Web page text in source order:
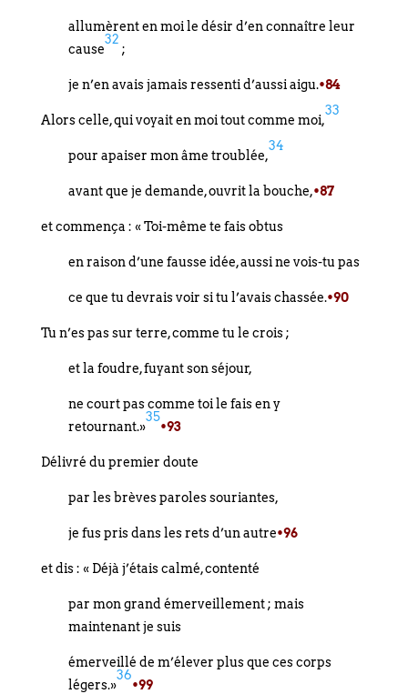
allumèrent en moi le désir d’en connaître leur
cause
32
;
je n’en avais jamais ressenti d’aussi aigu.•84
Alors celle, qui voyait en moi tout comme moi,
33
pour apaiser mon âme troublée,
34
avant que je demande, ouvrit la bouche,•87
et commença : « Toi-même te fais obtus
en raison d’une fausse idée, aussi ne vois-tu pas
ce que tu devrais voir si tu l’avais chassée.•90
Tu n’es pas sur terre, comme tu le crois ;
et la foudre, fuyant son séjour,
ne court pas comme toi le fais en y
retournant.»
35
•93
Délivré du premier doute
par les brèves paroles souriantes,
je fus pris dans les rets d’un autre•96
et dis : « Déjà j’étais calmé, contenté
par mon grand émerveillement ; mais
maintenant je suis
émerveillé de m’élever plus que ces corps
légers.»
36
•99